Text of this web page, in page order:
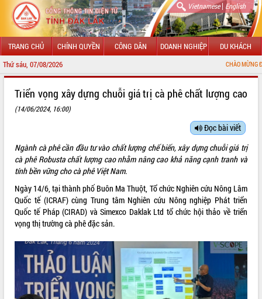
Vietnamese| English
TRANG CHỦ CHÍNH QUYỀN CÔNG DÂN DOANH NGHIỆP DU KHÁCH
Thứ sáu, 07/08/2026 CHÀO MỪNG ĐẾN VỚI CỔNG
Triển vọng xây dựng chuỗi giá trị cà phê chất lượng cao
(14/06/2024, 16:00)
Đọc bài viết
Ngành cà phê cần đầu tư vào chất lượng chế biến, xây dựng chuỗi giá trị
cà phê Robusta chất lượng cao nhằm nâng cao khả năng cạnh tranh và
tính bền vững cho cà phê Việt Nam.
Ngày 14/6, tại thành phố Buôn Ma Thuột, Tổ chức Nghiên cứu Nông Lâm
Quốc tế (ICRAF) cùng Trung tâm Nghiên cứu Nông nghiệp Phát triển
Quốc tế Pháp (CIRAD) và Simexco Daklak Ltd tổ chức hội thảo về triển
vọng thị trường cà phê đặc sản.